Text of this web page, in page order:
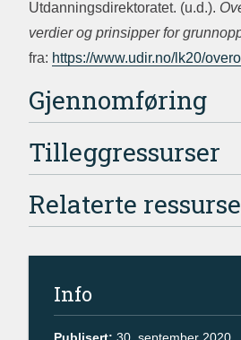
Utdanningsdirektoratet. (u.d.).
verdier og prinsipper for
fra: https://www.udir.no/lk20/
Gjennomføring
Tilleggressurser
Relaterte
Info